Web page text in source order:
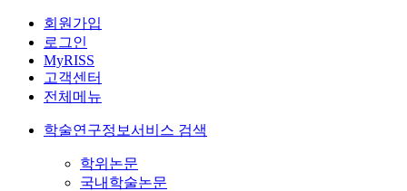
회원가입
로그인
MyRISS
고객센터
전체메뉴
학술연구정보서비스 검색
학위논문
국내학술논문